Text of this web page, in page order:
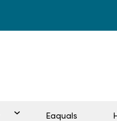
Eaquals